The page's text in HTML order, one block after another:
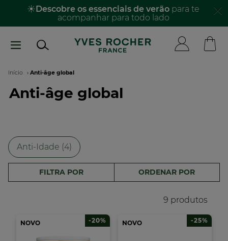
conteúdo
☀️Descobre os essenciais de verão para te
acompanhar para todo lado​
Navegação
estrutural
Início Anti-âge global
Anti-âge global
Anti-Idade (4)
FILTRA POR ORDENAR POR
9 produtos
NOVO -20% NOVO -25%